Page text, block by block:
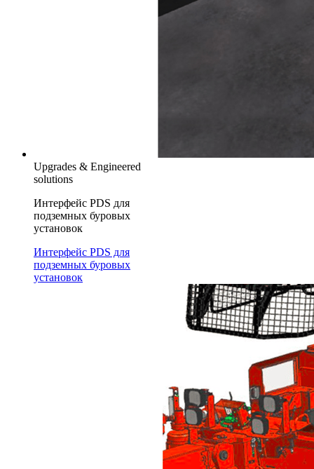
Upgrades & Engineered
solutions
Интерфейс PDS для
подземных буровых
установок
Интерфейс PDS для
подземных буровых
установок